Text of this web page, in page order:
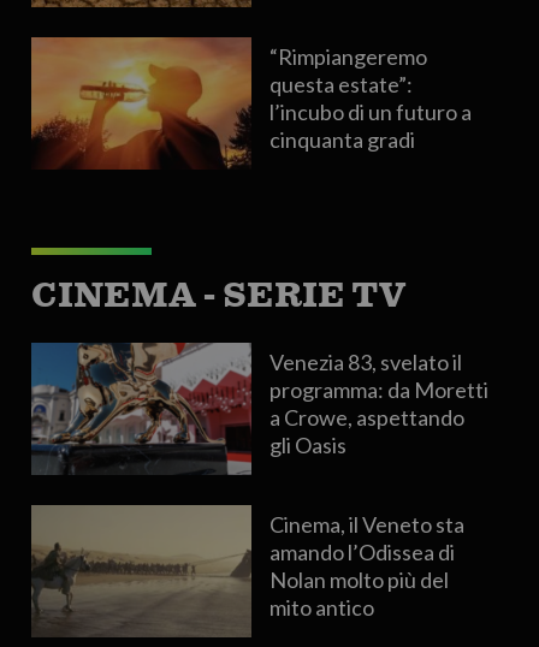
“Rimpiangeremo
questa estate”:
l’incubo di un futuro a
cinquanta gradi
CINEMA - SERIE TV
Venezia 83, svelato il
programma: da Moretti
a Crowe, aspettando
gli Oasis
Cinema, il Veneto sta
amando l’Odissea di
Nolan molto più del
mito antico